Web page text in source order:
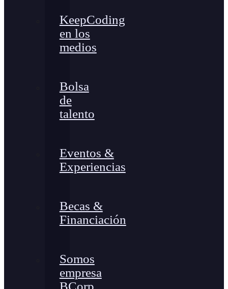
KeepCoding
en los
medios
Bolsa
de
talento
Eventos &
Experiencias
Becas &
Financiación
Somos
empresa
BCorp